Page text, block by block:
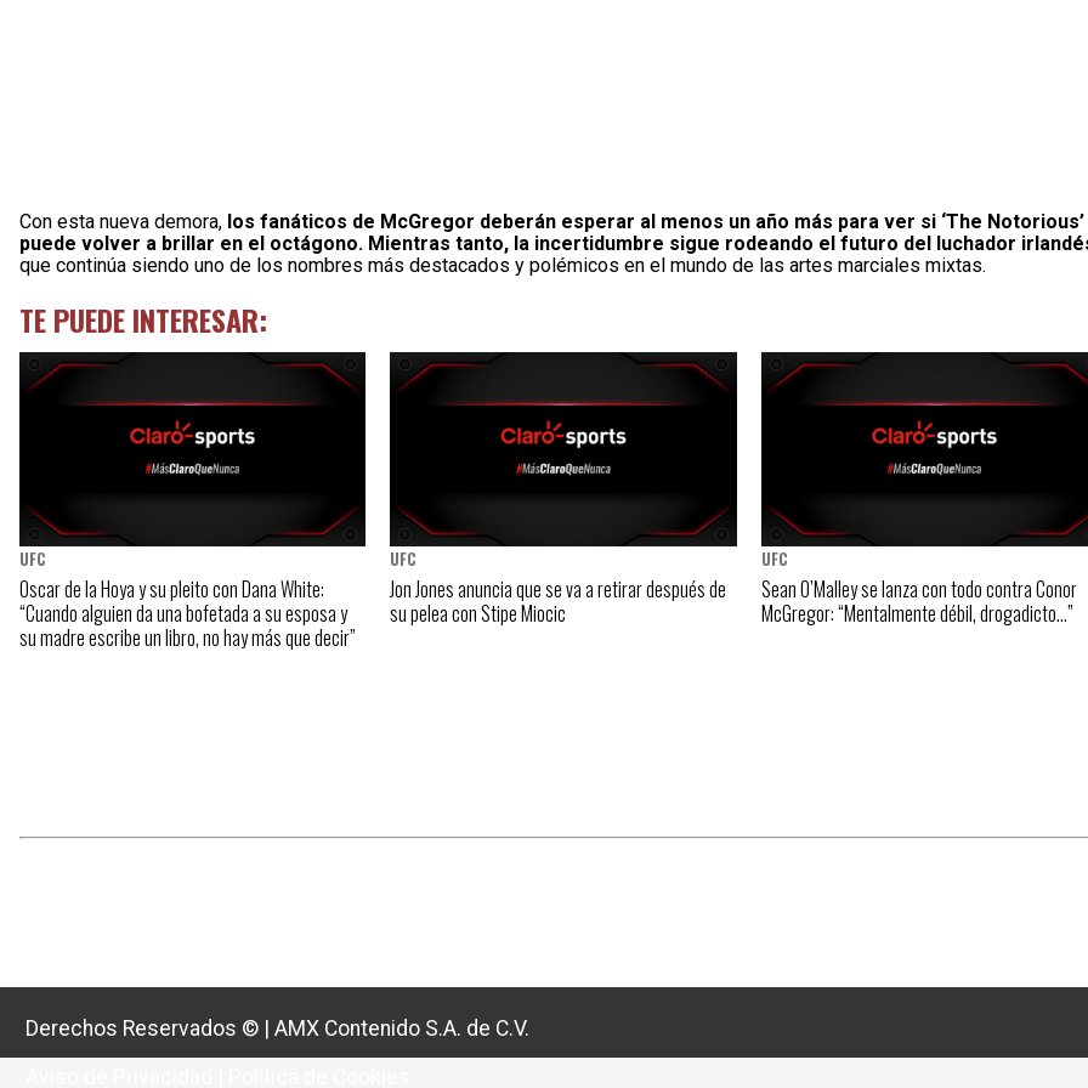
Con esta nueva demora, los fanáticos de McGregor deberán esperar al menos un año más para ver si ‘The Notorious’
puede volver a brillar en el octágono. Mientras tanto, la incertidumbre sigue rodeando el futuro del luchador
que continúa siendo uno de los nombres más destacados y polémicos en el mundo de las artes marciales mixtas.
TE PUEDE INTERESAR:
UFC
Oscar de la Hoya y su pleito con Dana White:
“Cuando alguien da una bofetada a su esposa y
su madre escribe un libro, no hay más que decir”
UFC
Jon Jones anuncia que se va a retirar después de
su pelea con Stipe Miocic
UFC
Sean O’Malley se lanza con todo contra Conor
McGregor: “Mentalmente débil, drogadicto…”
Derechos Reservados ©
AMX Contenido S.A. de C.V.